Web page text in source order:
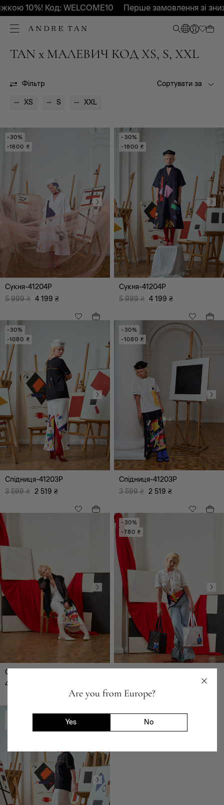
Are you from Europe?
Yes No
10%! Код: WELCOME10 Перше замовлення зі
TAN x МАЛЕВИЧ КОД XS, S, XXL
Фільтр
Всі Весна - Літо 2026
максі
міді
Всі
Оверсайз
Повсякденний
Ультра Модний
TAN x МАЛЕВИЧ КОД
Сортувати за
XS S XXL
-30%
-1800 ₴
Сукня-41204P
5 999 ₴ 4 199 ₴
-30%
-1800 ₴
Сукня-41204P
5 999 ₴ 4 199 ₴
-30%
-1080 ₴
Спідниця-41203P
3 599 ₴ 2 519 ₴
-30%
-1080 ₴
Спідниця-41203P
3 599 ₴ 2 519 ₴
Сукня-41202P
4 599
-30%
-780 ₴
-30%
-780 ₴